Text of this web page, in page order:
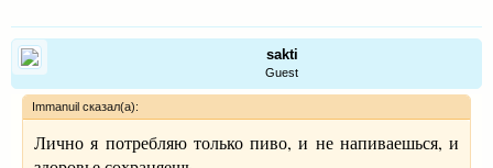
sakti
Guest
Immanuil сказал(а):
Лично я потребляю только пиво, и не напиваешься, и